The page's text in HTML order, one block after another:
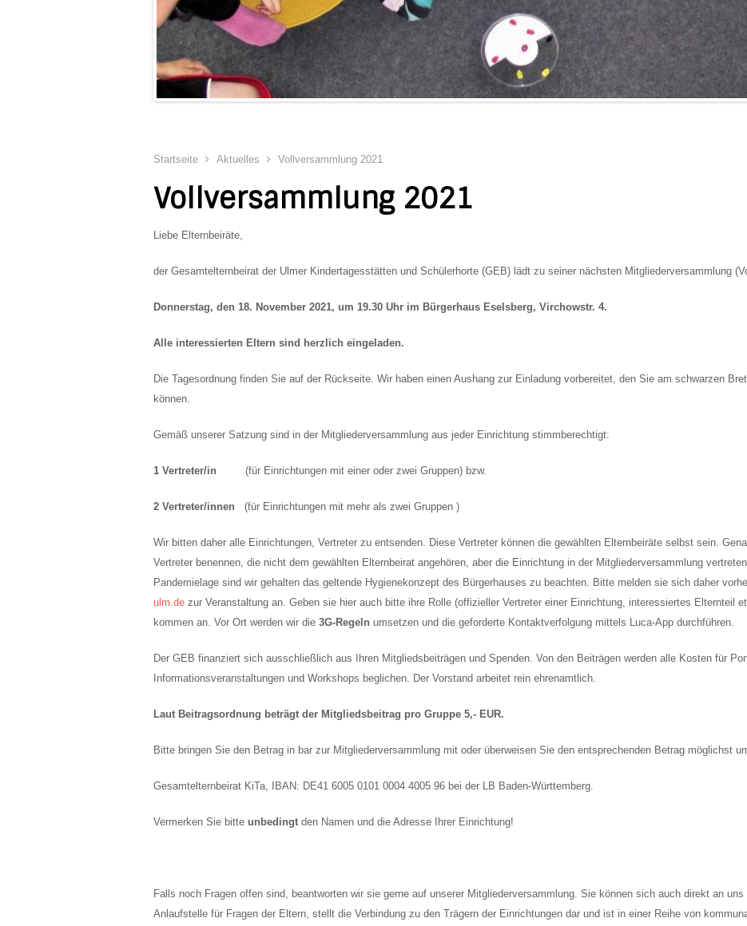
Startseite Aktuelles Vollversammlung 2021
Vollversammlung 2021
Liebe Elternbeiräte,
der Gesamtelternbeirat der Ulmer Kindertagesstätten und Schülerhorte (GEB) lädt zu seiner nächsten Mitgliederversammlung
Donnerstag, den 18. November 2021, um 19.30 Uhr im Bürgerhaus Eselsberg, Virchowstr. 4.
Alle interessierten Eltern sind herzlich eingeladen.
Die Tagesordnung finden Sie auf der Rückseite. Wir haben einen Aushang zur Einladung vorbereitet, den Sie am schwarzen
können.
Gemäß unserer Satzung sind in der Mitgliederversammlung aus jeder Einrichtung stimmberechtigt:
1 Vertreter/in (für Einrichtungen mit einer oder zwei Gruppen) bzw.
2 Vertreter/innen (für Einrichtungen mit mehr als zwei Gruppen )
Wir bitten daher alle Einrichtungen, Vertreter zu entsenden. Diese Vertreter können die gewählten Elternbeiräte selbst sein.
Vertreter benennen, die nicht dem gewählten Elternbeirat angehören, aber die Einrichtung in der Mitgliederversammlung
Pandemielage sind wir gehalten das geltende Hygienekonzept des Bürgerhauses zu beachten. Bitte melden sie sich daher
ulm.de zur Veranstaltung an. Geben sie hier auch bitte ihre Rolle (offizieller Vertreter einer Einrichtung, interessiertes Elternteil
kommen an. Vor Ort werden wir die 3G-Regeln umsetzen und die geforderte Kontaktverfolgung mittels Luca-App durchführen.
Der GEB finanziert sich ausschließlich aus Ihren Mitgliedsbeiträgen und Spenden. Von den Beiträgen werden alle Kosten für
Informationsveranstaltungen und Workshops beglichen. Der Vorstand arbeitet rein ehrenamtlich.
Laut Beitragsordnung beträgt der Mitgliedsbeitrag pro Gruppe 5,- EUR.
Bitte bringen Sie den Betrag in bar zur Mitgliederversammlung mit oder überweisen Sie den entsprechenden Betrag möglichst
Gesamtelternbeirat KiTa, IBAN: DE41 6005 0101 0004 4005 96 bei der LB Baden-Württemberg.
Vermerken Sie bitte unbedingt den Namen und die Adresse Ihrer Einrichtung!
Falls noch Fragen offen sind, beantworten wir sie gerne auf unserer Mitgliederversammlung. Sie können sich auch direkt an
Anlaufstelle für Fragen der Eltern, stellt die Verbindung zu den Trägern der Einrichtungen dar und ist in einer Reihe von